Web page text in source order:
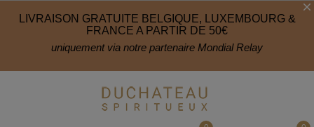
LIVRAISON GRATUITE BELGIQUE, LUXEMBOURG &
FRANCE A PARTIR DE 50€
uniquement via notre partenaire Mondial Relay